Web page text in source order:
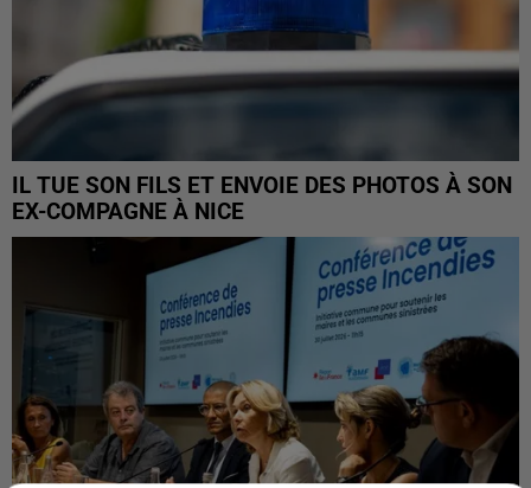
IL TUE SON FILS ET ENVOIE DES PHOTOS À SON
EX-COMPAGNE À NICE